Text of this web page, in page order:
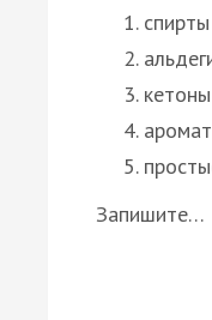
спирты
кетоны
Запишите…